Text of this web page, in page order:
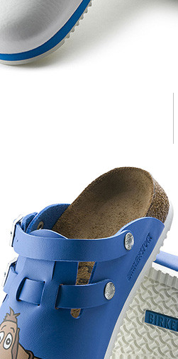
AT 70DEN ZP size BLU 1